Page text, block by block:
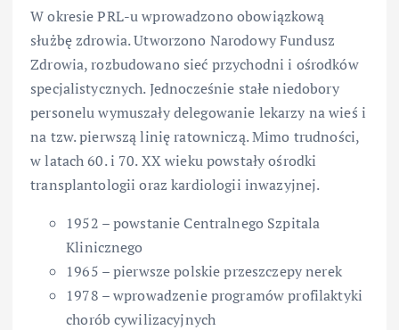
W okresie PRL-u wprowadzono obowiązkową
służbę zdrowia. Utworzono Narodowy Fundusz
Zdrowia, rozbudowano sieć przychodni i ośrodków
specjalistycznych. Jednocześnie stałe niedobory
personelu wymuszały delegowanie lekarzy na wieś i
na tzw. pierwszą linię ratowniczą. Mimo trudności,
w latach 60. i 70. XX wieku powstały ośrodki
transplantologii oraz kardiologii inwazyjnej.
1952 – powstanie Centralnego Szpitala
Klinicznego
1965 – pierwsze polskie przeszczepy nerek
1978 – wprowadzenie programów profilaktyki
chorób cywilizacyjnych